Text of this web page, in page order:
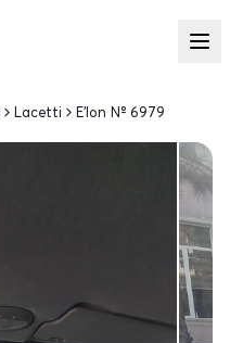
Lacetti E'lon № 6979